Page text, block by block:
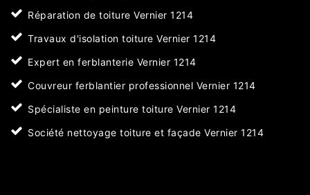
Réparation de toiture Vernier 1214
Travaux d'isolation toiture Vernier 1214
Expert en ferblanterie Vernier 1214
Couvreur ferblantier professionnel Vernier 1214
Spécialiste en peinture toiture Vernier 1214
Société nettoyage toiture et façade Vernier 1214